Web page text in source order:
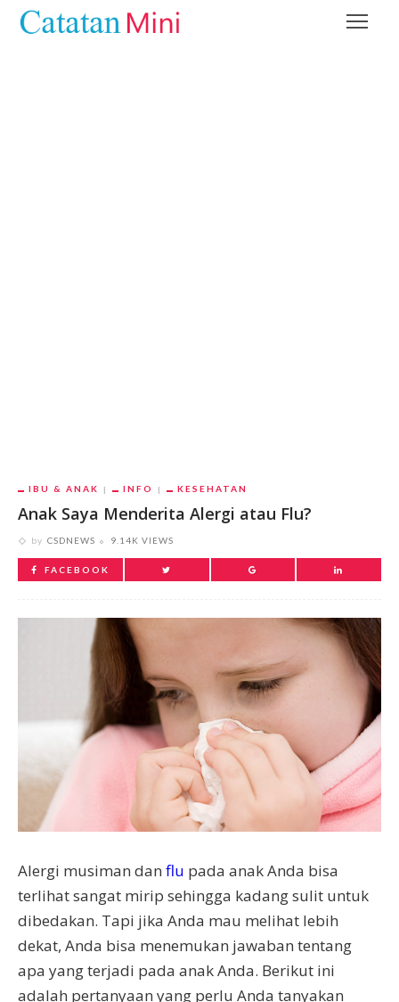
IBU & ANAK INFO KESEHATAN
Anak Saya Menderita Alergi atau Flu?
by CSDNEWS 9.14K VIEWS
FACEBOOK
Alergi musiman dan flu pada anak Anda bisa
terlihat sangat mirip sehingga kadang sulit untuk
dibedakan. Tapi jika Anda mau melihat lebih
dekat, Anda bisa menemukan jawaban tentang
apa yang terjadi pada anak Anda. Berikut ini
adalah pertanyaan yang perlu Anda tanyakan